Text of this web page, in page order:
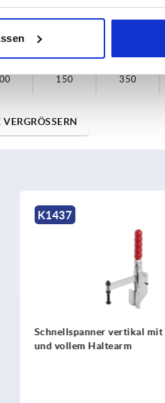
N
150 350
N
150 350
K0662
Schnellspanner vertikal mit
Sicherheitsverriegelung mit